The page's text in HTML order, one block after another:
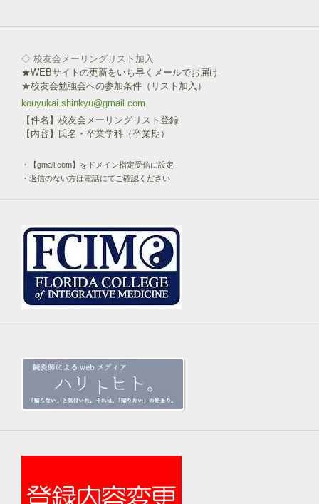
◇ 校友会メーリングリスト加入
★WEBサイトの更新をいち早くメールでお届け
★校友会勉強会への参加条件（リスト加入）
kouyukai.shinkyu@gmail.com
【件名】校友会メーリングリスト登録
【内容】氏名・卒業学科（卒業期）
・【gmail.com】をドメイン指定受信に設定
・返信のない方は電話にてご確認ください